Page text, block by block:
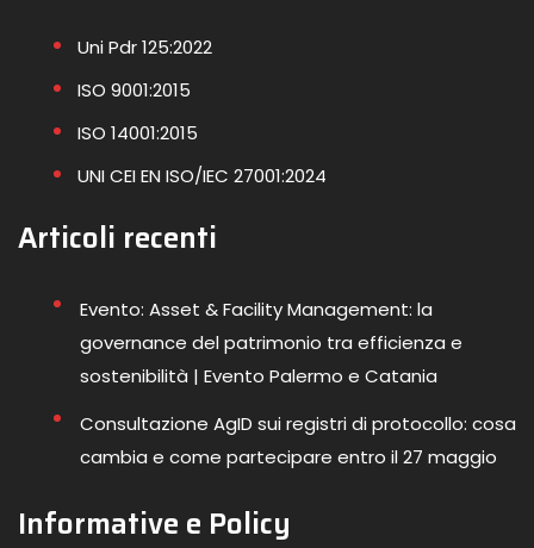
Uni Pdr 125:2022
ISO 9001:2015
ISO 14001:2015
UNI CEI EN ISO/IEC 27001:2024
Articoli recenti
Evento: Asset & Facility Management: la
governance del patrimonio tra efficienza e
sostenibilità | Evento Palermo e Catania
Consultazione AgID sui registri di protocollo: cosa
cambia e come partecipare entro il 27 maggio
Informative e Policy